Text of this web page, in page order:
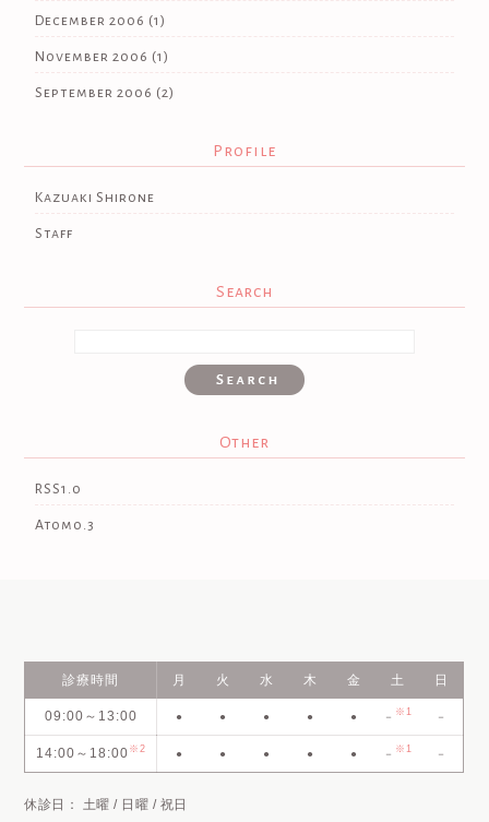
December 2006 (1)
November 2006 (1)
September 2006 (2)
Profile
Kazuaki Shirone
Staff
Search
Other
RSS1.0
Atom0.3
診療時間 月 火 水 木 金 土 日
09:00～13:00 ● ● ● ● ● － ※1 －
14:00～18:00 ※2 ● ● ● ● ● － ※1 －
休診日： 土曜 / 日曜 / 祝日